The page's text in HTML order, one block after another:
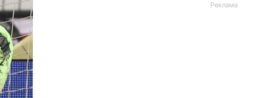
Реклама